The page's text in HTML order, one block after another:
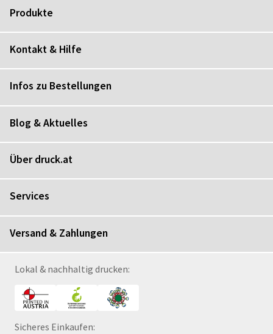
Produkte
Kontakt & Hilfe
Infos zu Bestellungen
Blog & Aktuelles
Über druck.at
Services
Versand & Zahlungen
Lokal & nachhaltig drucken:
Sicheres Einkaufen: